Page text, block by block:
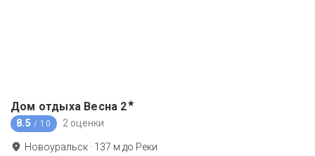
Дом отдыха Весна 2★
8.5 / 10 2 оценки
Новоуральск · 137 м до Реки